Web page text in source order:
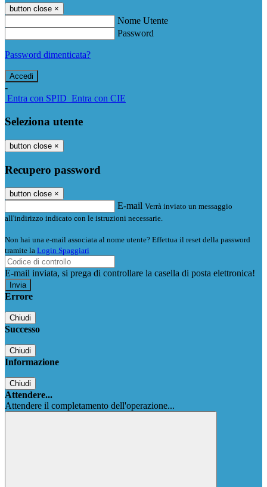
button close ×
Nome Utente
Password
Password dimenticata?
-
Entra con SPID Entra con CIE
Seleziona utente
button close ×
Recupero password
button close ×
E-mail Verrà inviato un messaggio
all'indirizzo indicato con le istruzioni necessarie.
Non hai una e-mail associata al nome utente? Effettua il reset della password
tramite la Login Spaggiari
E-mail inviata, si prega di controllare la casella di posta elettronica!
Errore
Chiudi
Successo
Chiudi
Informazione
Chiudi
Attendere...
Attendere il completamento dell'operazione...